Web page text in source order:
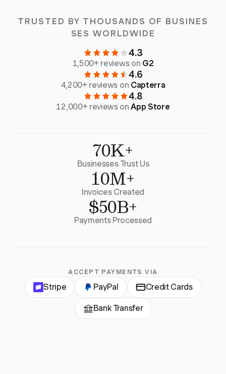
TRUSTED BY THOUSANDS OF BUSINES
SES WORLDWIDE
4.3
1,500+ reviews on G2
4.6
4,200+ reviews on Capterra
4.8
12,000+ reviews onApp Store
70K+
Businesses Trust Us
10M+
Invoices Created
$50B+
Payments Processed
ACCEPT PAYMENTS VIA
Stripe PayPal Credit Cards
Bank Transfer